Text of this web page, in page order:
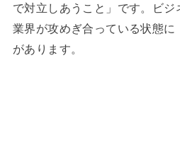
で対立しあうこと」です。ビ
業界が攻めぎ合っている状態に
があります。